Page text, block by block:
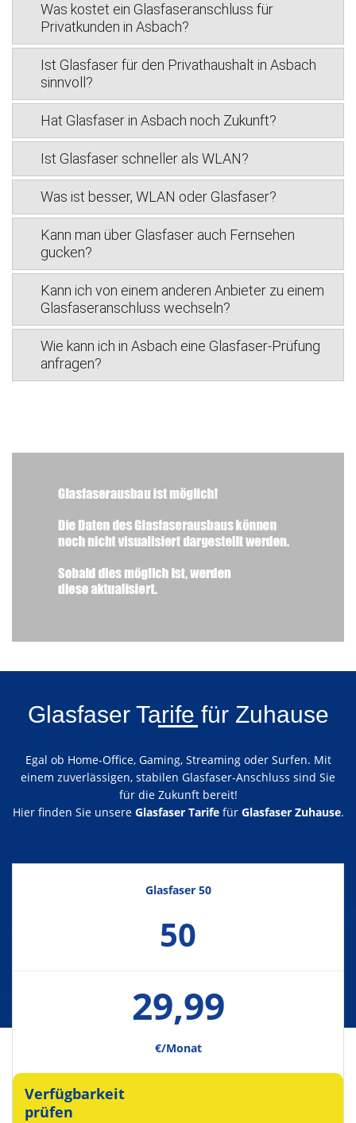
Was kostet ein Glasfaseranschluss für
Privatkunden in Asbach?
Ist Glasfaser für den Privathaushalt in Asbach
sinnvoll?
Hat Glasfaser in Asbach noch Zukunft?
Ist Glasfaser schneller als WLAN?
Was ist besser, WLAN oder Glasfaser?
Kann man über Glasfaser auch Fernsehen
gucken?
Kann ich von einem anderen Anbieter zu einem
Glasfaseranschluss wechseln?
Wie kann ich in Asbach eine Glasfaser-Prüfung
anfragen?
Glasfaser Tarife für Zuhause
Egal ob Home-Office, Gaming, Streaming oder Surfen. Mit
einem zuverlässigen, stabilen Glasfaser-Anschluss sind Sie
für die Zukunft bereit!
Hier finden Sie unsere Glasfaser Tarifefür Glasfaser Zuhause.
Glasfaser 50
50
29,99
€/Monat
Verfügbarkeit
prüfen